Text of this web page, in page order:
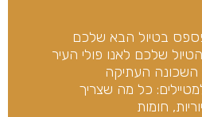
בטיול הבא שלכם
שלכם לאנו פולי העיר
השכונה העתיקה
כל מה שצריך
חומות